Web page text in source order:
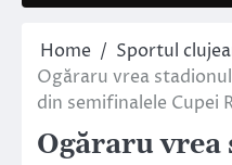
Home
Sportul
Ogăraru vrea
din semifinalele Cupei
Ogăraru